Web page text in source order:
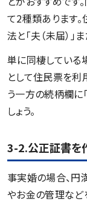
て2種類あります
法と「夫（未届）」
単に同棲している
として住民票を利
う一方の続柄欄に「
しょう。
3-2.公正証書を
事実婚の場合、円
やお金の管理など